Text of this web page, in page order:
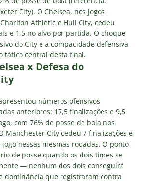
City). O Chelsea, nos jogos
Athletic e Hull City, cedeu
e 1,5 no alvo por partida. O choque
do City e a compacidade defensiva
tático central desta final.
x Defesa do
números ofensivos
anteriores: 17,5 finalizações e 9,5
com 76% de posse de bola nos
Manchester City cedeu 7 finalizações e
nessas mesmas rodadas. O ponto
de posse quando os dois times se
— nenhum dos dois conseguirá
dominância que registraram contra